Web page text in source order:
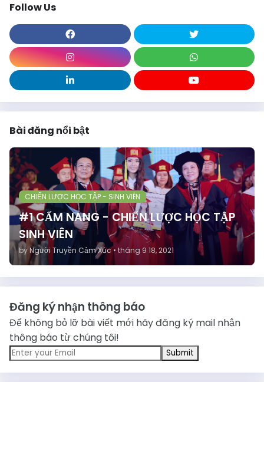
Follow Us
Bài đăng nổi bật
CHIẾN LƯỢC HỌC TẬP - SINH VIÊN
#1 CẨM NANG - CHIẾN LƯỢC HỌC TẬP
SINH VIÊN
by Người Truyền Cảm Xúc• tháng 9 18, 2021
Đăng ký nhận thông báo
Để không bỏ lỡ bài viết mới hãy đăng ký mail nhận
thông báo từ chúng tôi!